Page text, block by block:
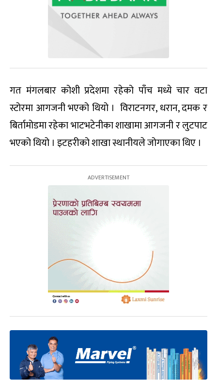
गत मंगलबार कोशी प्रदेशमा रहेको पाँच मध्ये चार वटा
स्टोरमा आगजनी भएको थियो । विराटनगर, धरान, दमक र
बिर्तामोडमा रहेका भाटभटेनीका शाखामा आगजनी र लुटपाट
भएको थियो । इटहरीको शाखा स्थानीयले जोगाएका थिए ।